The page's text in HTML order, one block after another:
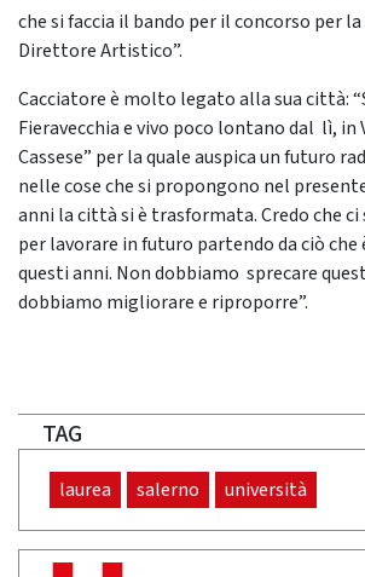
che si faccia il bando per il concorso per
Direttore Artistico”.
Cacciatore è molto legato alla sua città:
Fieravecchia e vivo poco lontano dal lì, in
Cassese” per la quale auspica un futuro
nelle cose che si propongono nel
anni la città si è trasformata. Credo che ci
per lavorare in futuro partendo da ciò
questi anni. Non dobbiamo sprecare
dobbiamo migliorare e riproporre”.
TAG
laurea salerno università